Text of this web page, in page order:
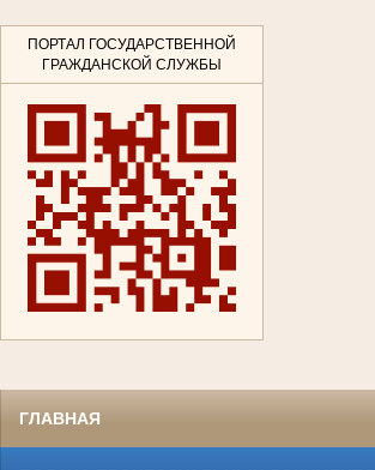
ПОРТАЛ ГОСУДАРСТВЕННОЙ
ГРАЖДАНСКОЙ СЛУЖБЫ
ГЛАВНАЯ